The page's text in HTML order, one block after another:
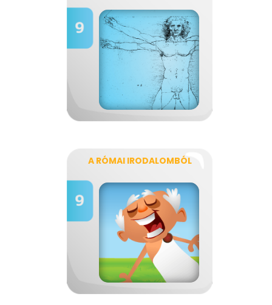
A RÓMAI IRODALOMBÓL